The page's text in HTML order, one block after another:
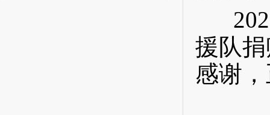
2020
援队
感谢